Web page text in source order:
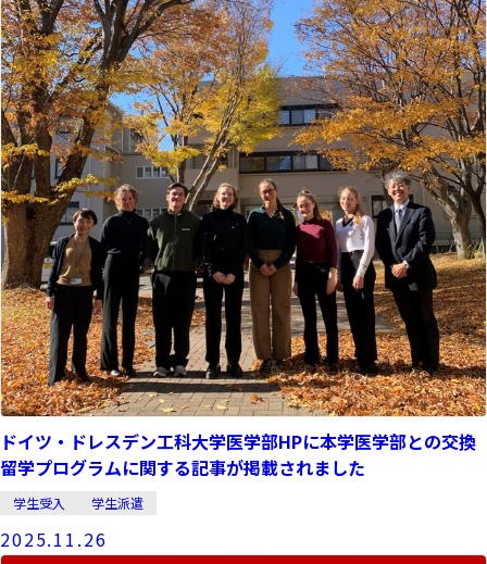
ドイツ・ドレスデン工科大学医学部HPに本学医学部との交換
留学プログラムに関する記事が掲載されました
学生受入 学生派遣
2025.11.26